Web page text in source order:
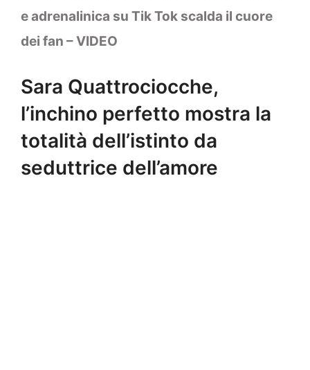
e adrenalinica su Tik Tok scalda il cuore
dei fan – VIDEO
Sara Quattrociocche,
l’inchino perfetto mostra la
totalità dell’istinto da
seduttrice dell’amore